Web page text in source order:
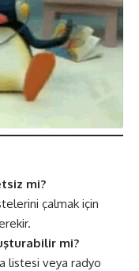
mi?
çalmak için
mi?
listesi veya radyo